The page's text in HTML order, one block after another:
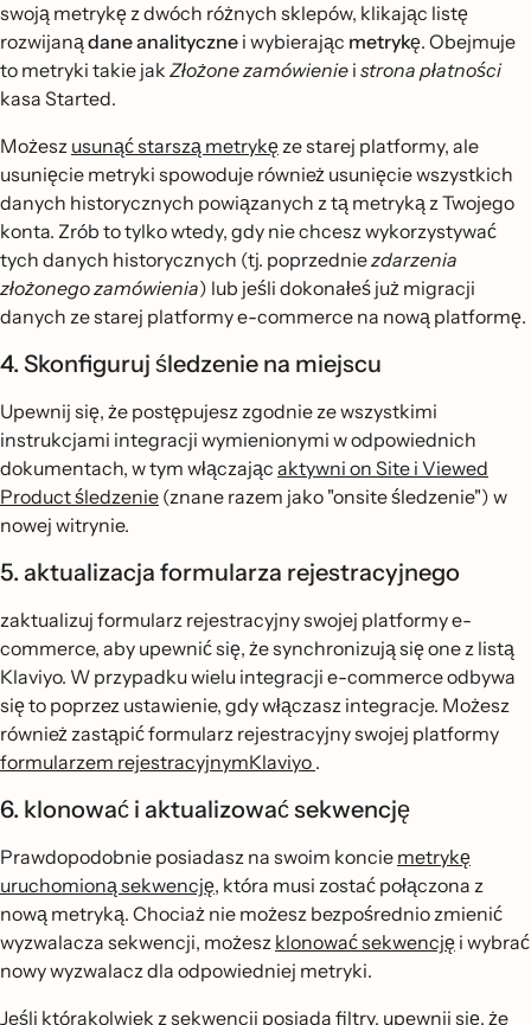
swoją metrykę z dwóch różnych sklepów, klikając listę
rozwijanądane analityczne i wybierając metrykę. Obejmuje
to metryki takie jak Złożone zamówienie i strona płatności
kasa Started.
Możesz usunąć starszą metrykęze starej platformy, ale
usunięcie metryki spowoduje również usunięcie wszystkich
danych historycznych powiązanych z tą metryką z Twojego
konta. Zrób to tylko wtedy, gdy nie chcesz wykorzystywać
tych danych historycznych (tj. poprzedniezdarzenia
złożonego zamówienia) lub jeśli dokonałeś już migracji
danych ze starej platformy e-commerce na nową platformę.
4. Skonfiguruj śledzenie na miejscu
Upewnij się, że postępujesz zgodnie ze wszystkimi
instrukcjami integracji wymienionymi w odpowiednich
dokumentach, w tym włączając aktywni on Site i Viewed
Product śledzenie (znane razem jako "onsite śledzenie") w
nowej witrynie.
5. aktualizacja formularza rejestracyjnego
zaktualizuj formularz rejestracyjny swojej platformy e-
commerce, aby upewnić się, że synchronizują się one z listą
Klaviyo. W przypadku wielu integracji e-commerce odbywa
się to poprzez ustawienie, gdy włączasz integracje. Możesz
również zastąpić formularz rejestracyjny swojej platformy
formularzem rejestracyjnymKlaviyo .
6. klonować i aktualizować sekwencję
Prawdopodobnie posiadasz na swoim koncie metrykę
uruchomioną sekwencję, która musi zostać połączona z
nową metryką. Chociaż nie możesz bezpośrednio zmienić
wyzwalacza sekwencji, możesz klonować sekwencję i wybrać
nowy wyzwalacz dla odpowiedniej metryki.
Jeśli którakolwiek z sekwencji posiada filtry, upewnij się, że